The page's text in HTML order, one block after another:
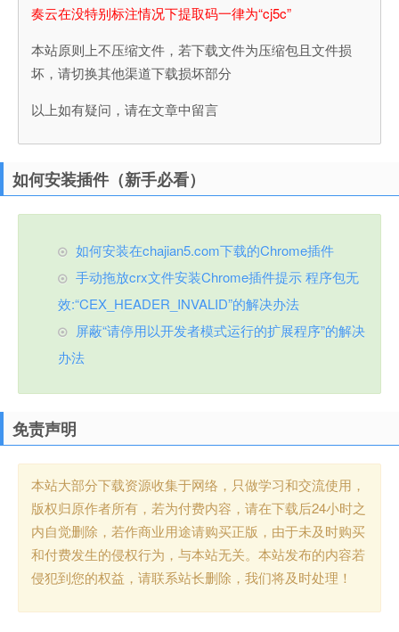
奏云在没特别标注情况下提取码一律为“cj5c”
本站原则上不压缩文件，若下载文件为压缩包且文件损
坏，请切换其他渠道下载损坏部分
以上如有疑问，请在文章中留言
如何安装插件（新手必看）
如何安装在chajian5.com下载的Chrome插件
手动拖放crx文件安装Chrome插件提示 程序包无
效:“CEX_HEADER_INVALID”的解决办法
屏蔽“请停用以开发者模式运行的扩展程序”的解决
办法
免责声明
本站大部分下载资源收集于网络，只做学习和交流使用，
版权归原作者所有，若为付费内容，请在下载后24小时之
内自觉删除，若作商业用途请购买正版，由于未及时购买
和付费发生的侵权行为，与本站无关。本站发布的内容若
侵犯到您的权益，请联系站长删除，我们将及时处理！